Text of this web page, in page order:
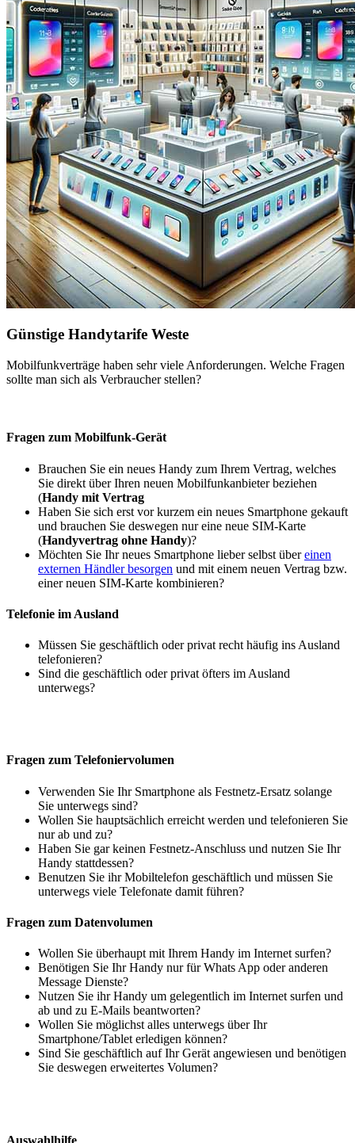
Günstige Handytarife Weste
Mobilfunkverträge haben sehr viele Anforderungen. Welche Fragen
sollte man sich als Verbraucher stellen?
Fragen zum Mobilfunk-Gerät
Brauchen Sie ein neues Handy zum Ihrem Vertrag, welches
Sie direkt über Ihren neuen Mobilfunkanbieter beziehen
(Handy mit Vertrag
Haben Sie sich erst vor kurzem ein neues Smartphone gekauft
und brauchen Sie deswegen nur eine neue SIM-Karte
(Handyvertrag ohne Handy)?
Möchten Sie Ihr neues Smartphone lieber selbst übereinen
externen Händler besorgen und mit einem neuen Vertrag bzw.
einer neuen SIM-Karte kombinieren?
Telefonie im Ausland
Müssen Sie geschäftlich oder privat recht häufig ins Ausland
telefonieren?
Sind die geschäftlich oder privat öfters im Ausland
unterwegs?
Fragen zum Telefoniervolumen
Verwenden Sie Ihr Smartphone als Festnetz-Ersatz solange
Sie unterwegs sind?
Wollen Sie hauptsächlich erreicht werden und telefonieren Sie
nur ab und zu?
Haben Sie gar keinen Festnetz-Anschluss und nutzen Sie Ihr
Handy stattdessen?
Benutzen Sie ihr Mobiltelefon geschäftlich und müssen Sie
unterwegs viele Telefonate damit führen?
Fragen zum Datenvolumen
Wollen Sie überhaupt mit Ihrem Handy im Internet surfen?
Benötigen Sie Ihr Handy nur für Whats App oder anderen
Message Dienste?
Nutzen Sie ihr Handy um gelegentlich im Internet surfen und
ab und zu E-Mails beantworten?
Wollen Sie möglichst alles unterwegs über Ihr
Smartphone/Tablet erledigen können?
Sind Sie geschäftlich auf Ihr Gerät angewiesen und benötigen
Sie deswegen erweitertes Volumen?
Auswahlhilfe